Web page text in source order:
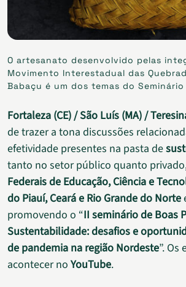
O artesanato desenvolvido pelas
Movimento Interestadual das
Babaçu é um dos temas do Seminário
Fortaleza (CE) / São Luís (MA) /
de trazer a tona discussões
efetividade presentes na pasta de
tanto no setor público quanto
Federais de Educação, Ciência e
do Piauí, Ceará e Rio Grande do Norte
promovendo o “II seminário de Boas
Sustentabilidade: desafios e
de pandemia na região Nordeste”.
acontecer no YouTube.